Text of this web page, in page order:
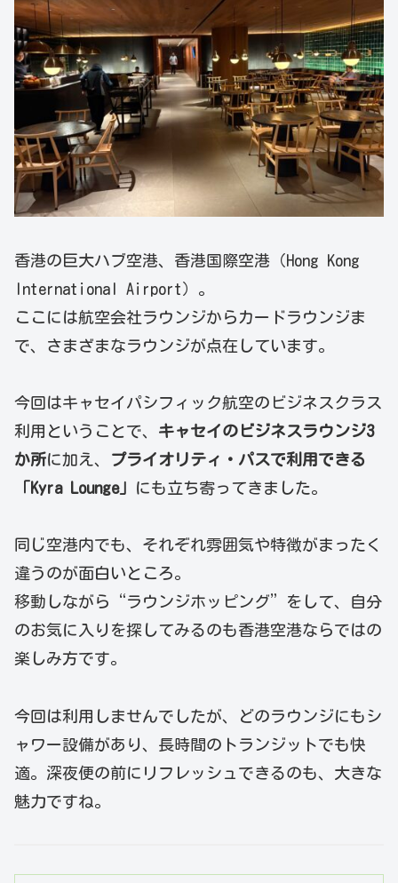
香港の巨大ハブ空港、香港国際空港（Hong Kong
International Airport）。
ここには航空会社ラウンジからカードラウンジま
で、さまざまなラウンジが点在しています。
今回はキャセイパシフィック航空のビジネスクラス
利用ということで、 キャセイのビジネスラウンジ3
か所に加え、
プライオリティ・パスで利用できる
「Kyra Lounge」
にも立ち寄ってきました。
同じ空港内でも、それぞれ雰囲気や特徴がまったく
違うのが面白いところ。
移動しながら“ラウンジホッピング”をして、自分
のお気に入りを探してみるのも香港空港ならではの
楽しみ方です。
今回は利用しませんでしたが、どのラウンジにもシ
ャワー設備があり、長時間のトランジットでも快
適。深夜便の前にリフレッシュできるのも、大きな
魅力ですね。